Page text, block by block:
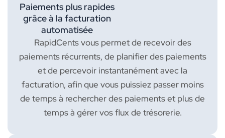
Paiements plus rapides
grâce à la facturation
automatisée
RapidCents vous permet de recevoir des
paiements récurrents, de planifier des paiements
et de percevoir instantanément avec la
facturation, afin que vous puissiez passer moins
de temps à rechercher des paiements et plus de
temps à gérer vos flux de trésorerie.